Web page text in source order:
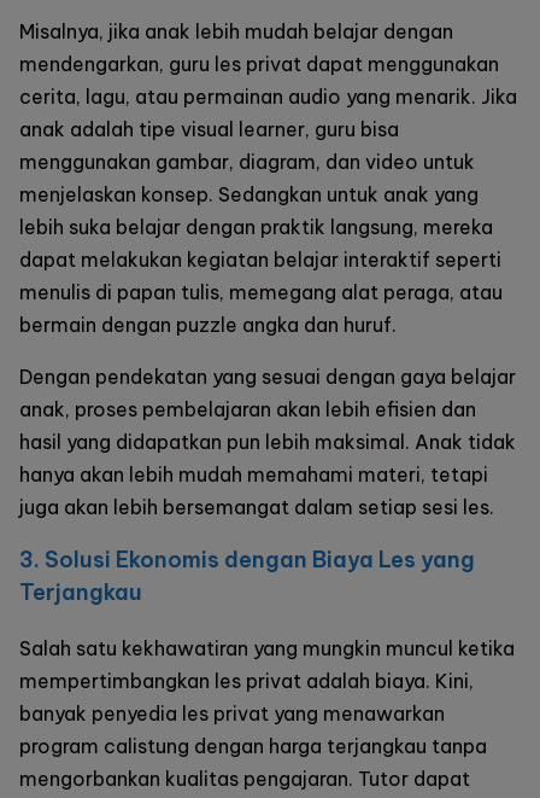
Misalnya, jika anak lebih mudah belajar dengan
mendengarkan, guru les privat dapat menggunakan
cerita, lagu, atau permainan audio yang menarik. Jika
anak adalah tipe visual learner, guru bisa
menggunakan gambar, diagram, dan video untuk
menjelaskan konsep. Sedangkan untuk anak yang
lebih suka belajar dengan praktik langsung, mereka
dapat melakukan kegiatan belajar interaktif seperti
menulis di papan tulis, memegang alat peraga, atau
bermain dengan puzzle angka dan huruf.
Dengan pendekatan yang sesuai dengan gaya belajar
anak, proses pembelajaran akan lebih efisien dan
hasil yang didapatkan pun lebih maksimal. Anak tidak
hanya akan lebih mudah memahami materi, tetapi
juga akan lebih bersemangat dalam setiap sesi les.
3. Solusi Ekonomis dengan Biaya Les yang
Terjangkau
Salah satu kekhawatiran yang mungkin muncul ketika
mempertimbangkan les privat adalah biaya. Kini,
banyak penyedia les privat yang menawarkan
program calistung dengan harga terjangkau tanpa
mengorbankan kualitas pengajaran. Tutor dapat